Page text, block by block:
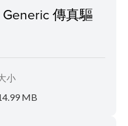
傳真驅
小
MB